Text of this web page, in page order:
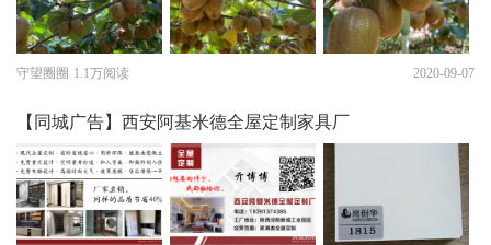
守望圈圈 1.1万阅读 2020-09-07
【同城广告】西安阿基米德全屋定制家具厂